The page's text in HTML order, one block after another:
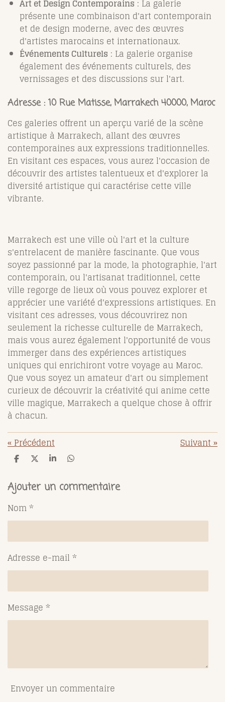
Art et Design Contemporains : La galerie
présente une combinaison d'art contemporain
et de design moderne, avec des œuvres
d'artistes marocains et internationaux.
Événements Culturels : La galerie organise
également des événements culturels, des
vernissages et des discussions sur l'art.
Adresse : 10 Rue Matisse, Marrakech 40000, Maroc
Ces galeries offrent un aperçu varié de la scène
artistique à Marrakech, allant des œuvres
contemporaines aux expressions traditionnelles.
En visitant ces espaces, vous aurez l'occasion de
découvrir des artistes talentueux et d'explorer la
diversité artistique qui caractérise cette ville
vibrante.
Marrakech est une ville où l'art et la culture
s'entrelacent de manière fascinante. Que vous
soyez passionné par la mode, la photographie, l'art
contemporain, ou l'artisanat traditionnel, cette
ville regorge de lieux où vous pouvez explorer et
apprécier une variété d'expressions artistiques. En
visitant ces adresses, vous découvrirez non
seulement la richesse culturelle de Marrakech,
mais vous aurez également l'opportunité de vous
immerger dans des expériences artistiques
uniques qui enrichiront votre voyage au Maroc.
Que vous soyez un amateur d'art ou simplement
curieux de découvrir la créativité qui anime cette
ville magique, Marrakech a quelque chose à offrir
à chacun.
«Précédent Suivant»
P
t
a
e
r
P
t
a
r
P
t
a
r
P
t
a
r
Ajouter un commentaire
Nom *
Adresse e-mail *
Message *
Envoyer un commentaire